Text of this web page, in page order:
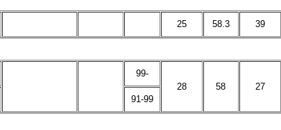
25 58.3 39
99-
28
58 27
91-99